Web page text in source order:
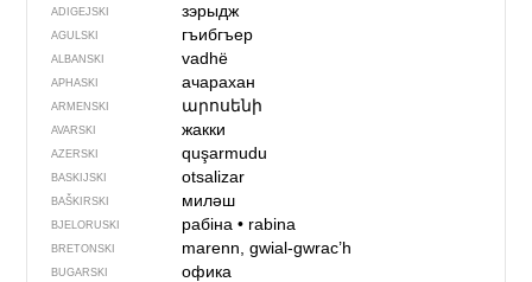
ADIGEJSKI зэрыдж
AGULSKI гъибгъер
ALBANSKI vadhë
APHASKI ачарахан
ARMENSKI արոսենի
AVARSKI жакки
AZERSKI quşarmudu
BASKIJSKI otsalizar
BAŠKIRSKI миләш
BJELORUSKI рабіна• rabina
BRETONSKI marenn, gwial-gwrac’h
BUGARSKI офика